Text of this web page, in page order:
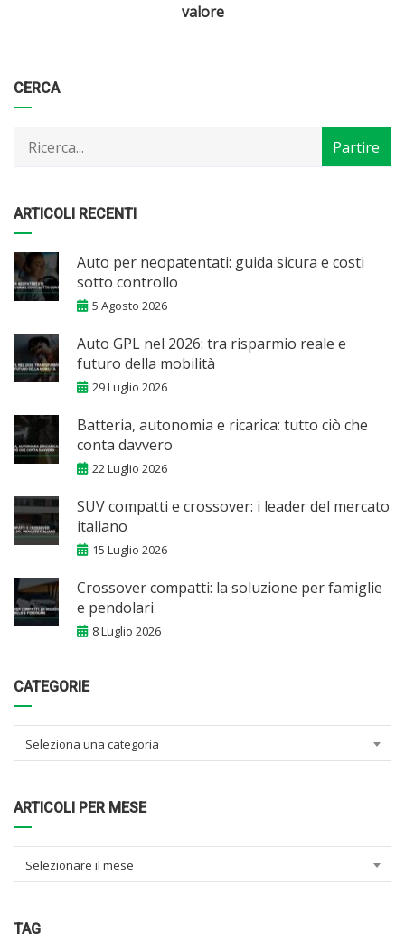
CERCA
ARTICOLI RECENTI
Auto per neopatentati: guida sicura e costi
sotto controllo
5 Agosto 2026
Auto GPL nel 2026: tra risparmio reale e
futuro della mobilità
29 Luglio 2026
Batteria, autonomia e ricarica: tutto ciò che
conta davvero
22 Luglio 2026
SUV compatti e crossover: i leader del mercato
italiano
15 Luglio 2026
Crossover compatti: la soluzione per famiglie
e pendolari
8 Luglio 2026
CATEGORIE
Categorie
Seleziona una categoria
ARTICOLI PER MESE
Articoli
per
Selezionare il mese
TAG